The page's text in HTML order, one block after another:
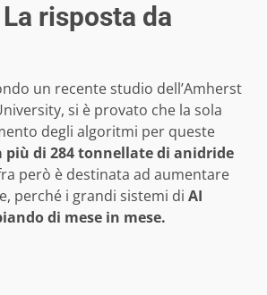
risposta da
un recente studio dell’Amherst
si è provato che la sola
degli algoritmi per queste
più di 284 tonnellate di anidride
però è destinata ad aumentare
perché i grandi sistemi di AI
di mese in mese.